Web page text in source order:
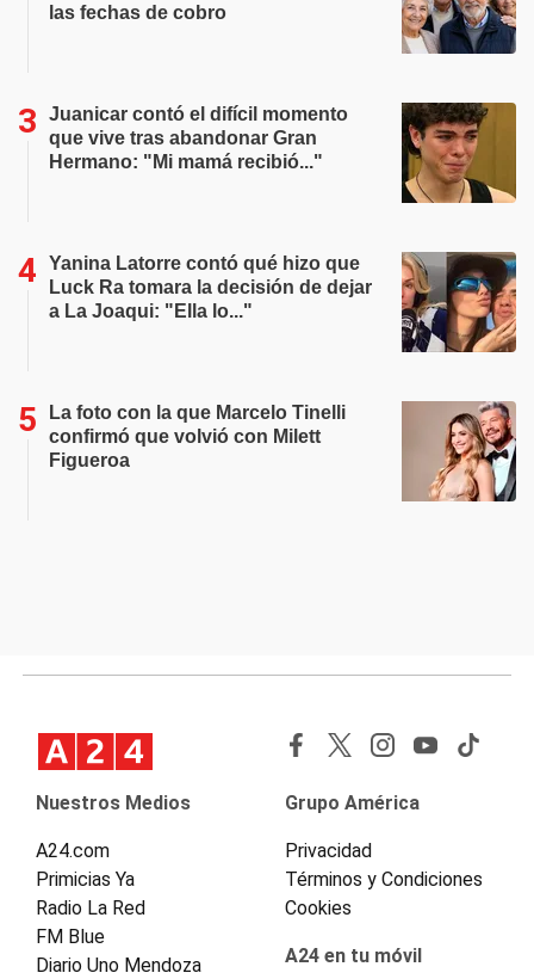
las fechas de cobro
Juanicar contó el difícil momento
que vive tras abandonar Gran
Hermano: "Mi mamá recibió..."
Yanina Latorre contó qué hizo que
Luck Ra tomara la decisión de dejar
a La Joaqui: "Ella lo..."
La foto con la que Marcelo Tinelli
confirmó que volvió con Milett
Figueroa
Nuestros Medios
A24.com
Primicias Ya
Radio La Red
FM Blue
Diario Uno Mendoza
Grupo América
Privacidad
Términos y Condiciones
Cookies
A24 en tu móvil